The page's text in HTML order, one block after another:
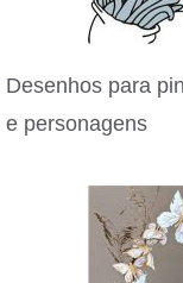
Desenhos para
e personagens